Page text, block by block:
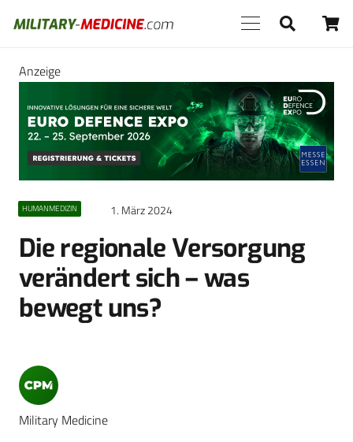
Anzeige
HUMANMEDIZIN 1. März 2024
Die regionale Versorgung
verändert sich – was
bewegt uns?
Military Medicine